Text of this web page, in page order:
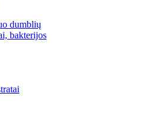
dumblių
bakterijos